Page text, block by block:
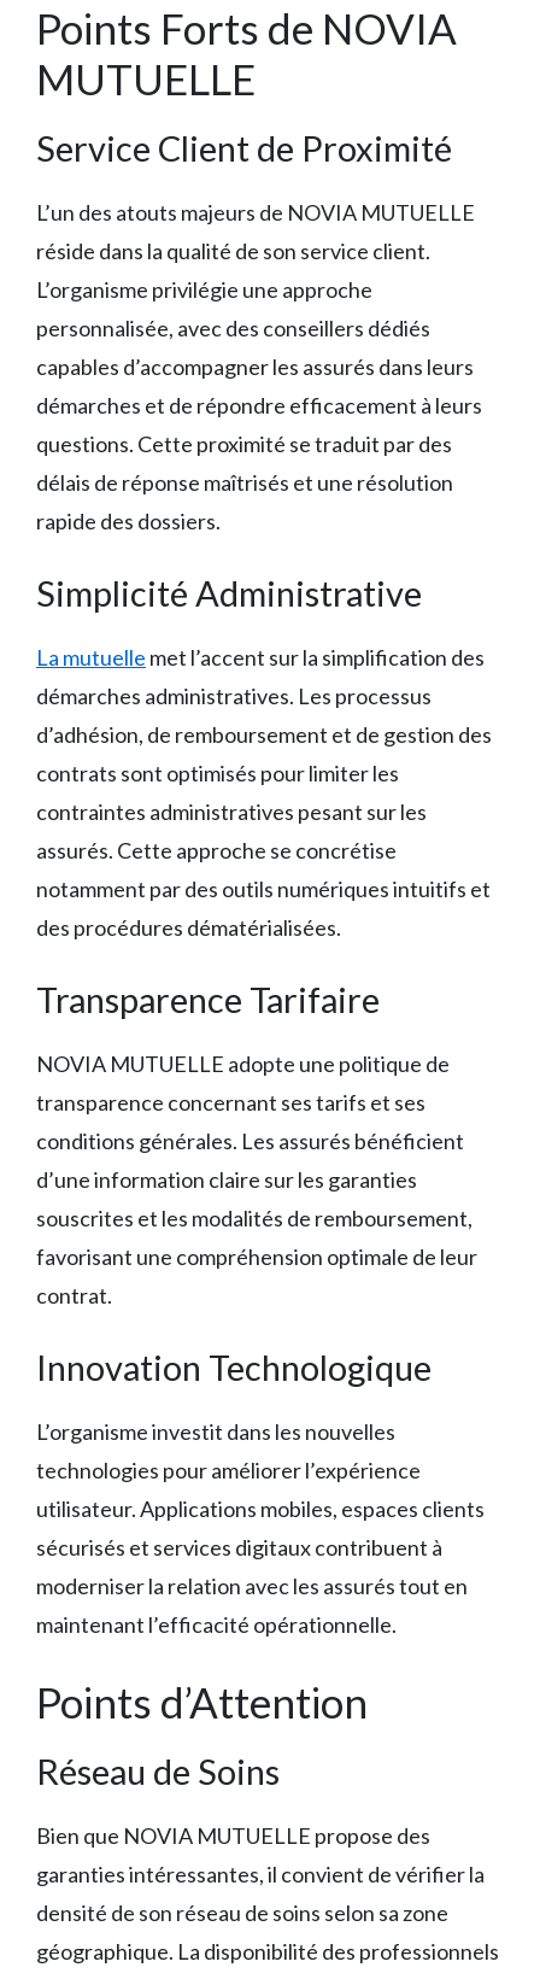
Points Forts de NOVIA
MUTUELLE
Service Client de Proximité
L’un des atouts majeurs de NOVIA MUTUELLE
réside dans la qualité de son service client.
L’organisme privilégie une approche
personnalisée, avec des conseillers dédiés
capables d’accompagner les assurés dans leurs
démarches et de répondre efficacement à leurs
questions. Cette proximité se traduit par des
délais de réponse maîtrisés et une résolution
rapide des dossiers.
Simplicité Administrative
La mutuelle met l’accent sur la simplification des
démarches administratives. Les processus
d’adhésion, de remboursement et de gestion des
contrats sont optimisés pour limiter les
contraintes administratives pesant sur les
assurés. Cette approche se concrétise
notamment par des outils numériques intuitifs et
des procédures dématérialisées.
Transparence Tarifaire
NOVIA MUTUELLE adopte une politique de
transparence concernant ses tarifs et ses
conditions générales. Les assurés bénéficient
d’une information claire sur les garanties
souscrites et les modalités de remboursement,
favorisant une compréhension optimale de leur
contrat.
Innovation Technologique
L’organisme investit dans les nouvelles
technologies pour améliorer l’expérience
utilisateur. Applications mobiles, espaces clients
sécurisés et services digitaux contribuent à
moderniser la relation avec les assurés tout en
maintenant l’efficacité opérationnelle.
Points d’Attention
Réseau de Soins
Bien que NOVIA MUTUELLE propose des
garanties intéressantes, il convient de vérifier la
densité de son réseau de soins selon sa zone
géographique. La disponibilité des professionnels